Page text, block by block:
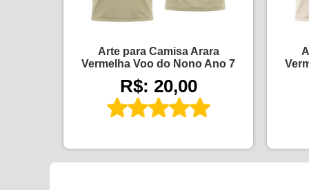
Arte para Camisa Arara
Vermelha Voo do Nono Ano 7
R$: 20,00